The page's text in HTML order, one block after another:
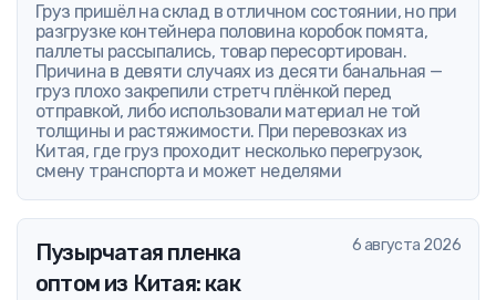
Груз пришёл на склад в отличном состоянии, но при
разгрузке контейнера половина коробок помята,
паллеты рассыпались, товар пересортирован.
Причина в девяти случаях из десяти банальная —
груз плохо закрепили стретч плёнкой перед
отправкой, либо использовали материал не той
толщины и растяжимости. При перевозках из
Китая, где груз проходит несколько перегрузок,
смену транспорта и может неделями
Пузырчатая пленка
оптом из Китая: как
6 августа 2026